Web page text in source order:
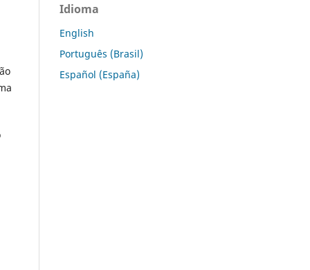
Idioma
English
Português (Brasil)
Español (España)